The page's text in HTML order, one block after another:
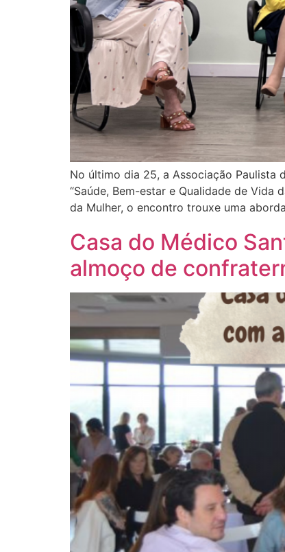
No último dia 25, a Associação Paulista
“Saúde, Bem-estar e Qualidade de
da Mulher, o encontro trouxe uma
Casa do Médico
almoço de